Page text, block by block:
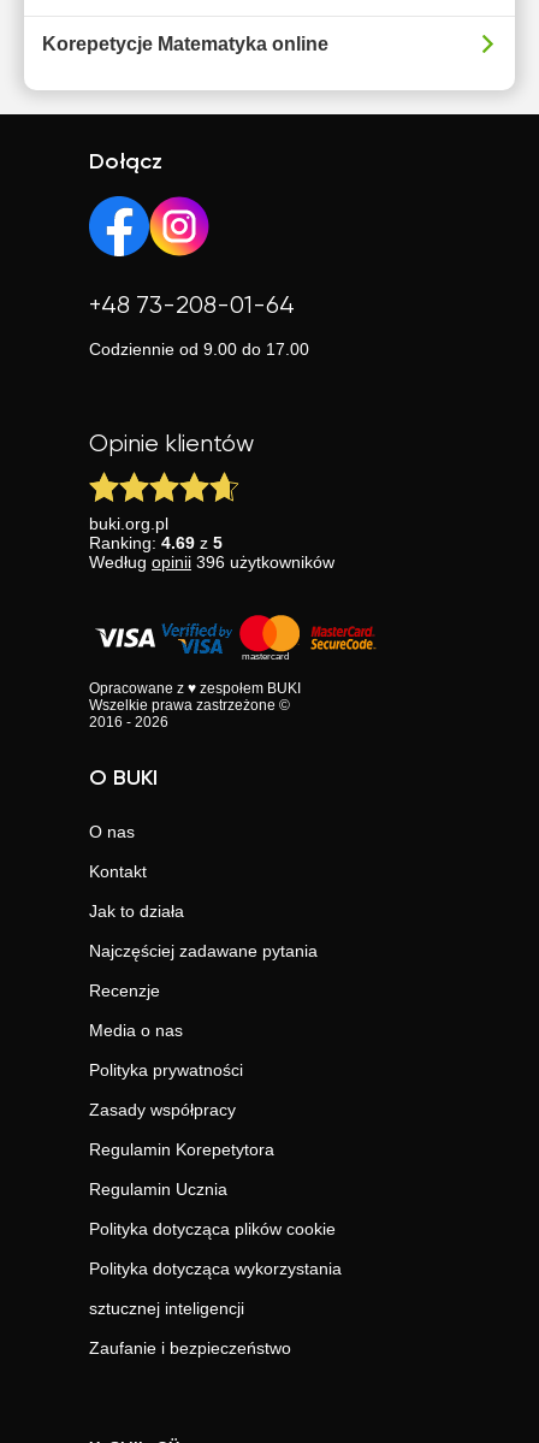
Korepetycje Matematyka online
Dołącz
+48 73-208-01-64
Codziennie od 9.00 do 17.00
Opinie klientów
buki.org.pl
Ranking: 4.69 z 5
Według opinii 396 użytkowników
Opracowane z ♥ zespołem BUKI
Wszelkie prawa zastrzeżone ©
2016 - 2026
O BUKI
O nas
Kontakt
Jak to działa
Najczęściej zadawane pytania
Recenzje
Media o nas
Polityka prywatności
Zasady współpracy
Regulamin Korepetytora
Regulamin Ucznia
Polityka dotycząca plików cookie
Polityka dotycząca wykorzystania
sztucznej inteligencji
Zaufanie i bezpieczeństwo